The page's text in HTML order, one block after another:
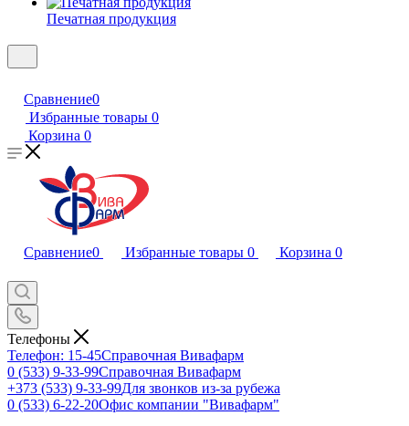
Печатная продукция
Сравнение0
Избранные товары 0
Корзина 0
Сравнение0 Избранные товары 0 Корзина 0
Телефоны
Телефон: 15-45Справочная Вивафарм
0 (533) 9-33-99Справочная Вивафарм
+373 (533) 9-33-99Для звонков из-за рубежа
0 (533) 6-22-20Офис компании "Вивафарм"